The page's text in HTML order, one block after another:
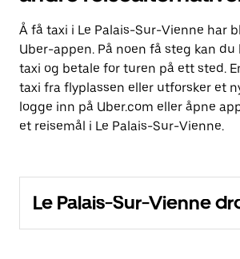
Å få taxi i Le Palais-Sur-Vienne har
Uber-appen. På noen få steg kan du
taxi og betale for turen på ett sted.
taxi fra flyplassen eller utforsker et
logge inn på Uber.com eller åpne
et reisemål i Le Palais-Sur-Vienne.
Le Palais-Sur-Vienne